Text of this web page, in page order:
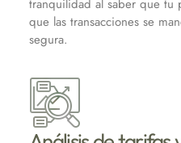
tranquilidad al saber que
que las transacciones se
segura.